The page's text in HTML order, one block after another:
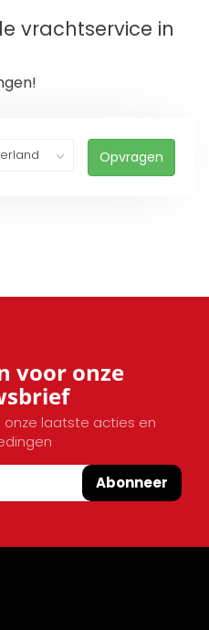
vrachtservice in
Opvragen
voor onze
onze laatste acties en
Abonneer